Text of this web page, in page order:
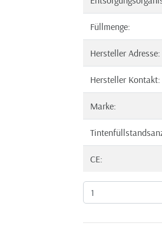
Füllmenge:
Hersteller Adresse:
Hersteller Kontakt:
Marke:
CE: